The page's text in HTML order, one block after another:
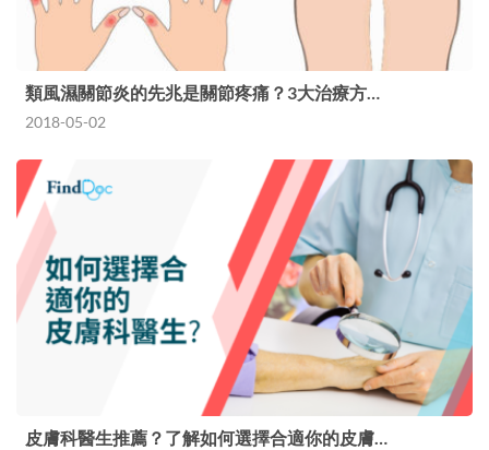
類風濕關節炎的先兆是關節疼痛？3大治療方…
2018-05-02
皮膚科醫生推薦？了解如何選擇合適你的皮膚…